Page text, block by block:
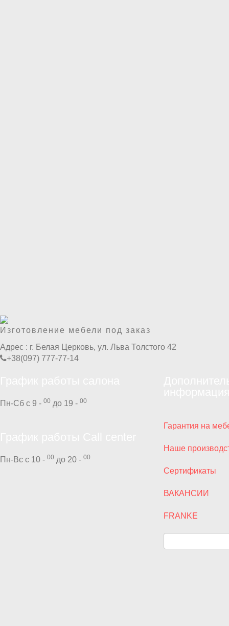
Изготовление мебели под заказ
Адрес : г. Белая Церковь, ул. Льва Толстого 42
+38(097) 777-77-14
Пн-Сб с 9 - 00 до 19 - 00
Пн-Вс с 10 - 00 до 20 - 00
Гарантия на
Наше
Сертификаты
ВАКАНСИИ
FRANKE